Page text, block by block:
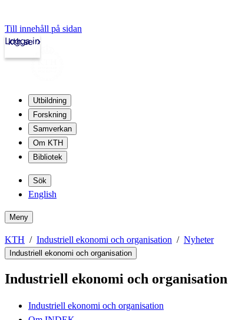
Till innehåll på sidan
kth.se
Logga in
Utbildning
Forskning
Samverkan
Om KTH
Bibliotek
Sök
English
Meny
KTH Industriell ekonomi och organisation Nyheter
Industriell ekonomi och organisation
Industriell ekonomi och organisation
Industriell ekonomi och organisation